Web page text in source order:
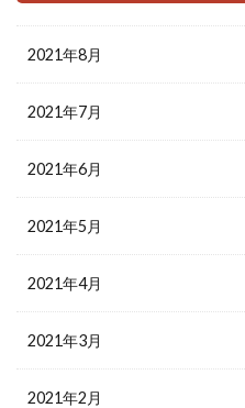
2021年8月
2021年7月
2021年6月
2021年5月
2021年4月
2021年3月
2021年2月